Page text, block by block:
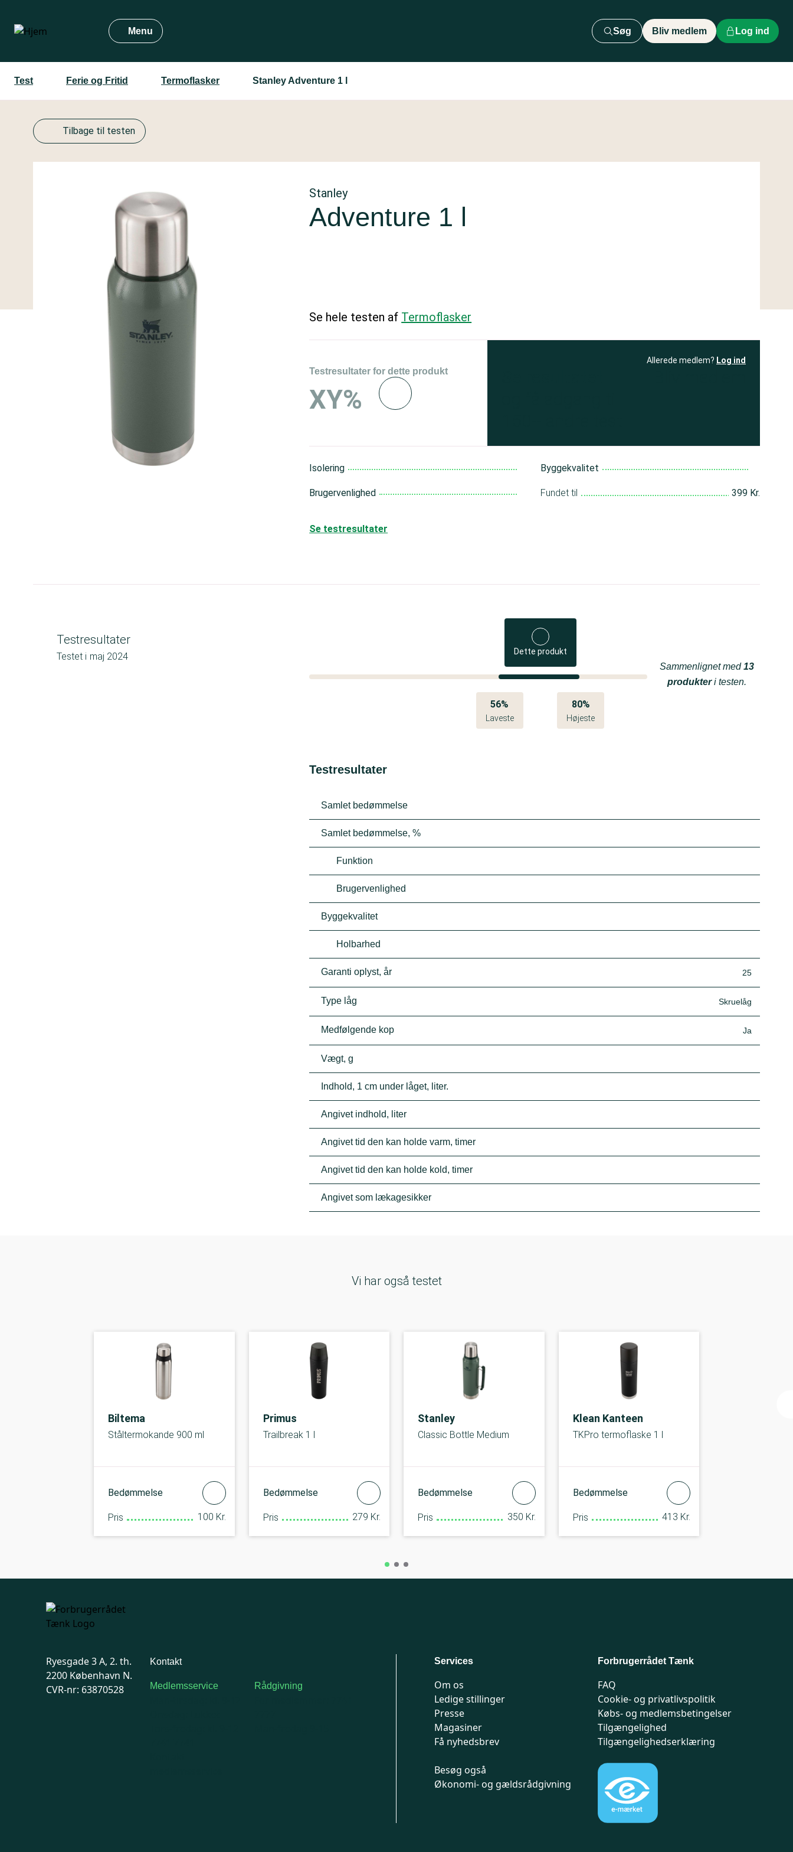
hovedindhold
Menu Søg Bliv medlem Log ind
Test Ferie og Fritid Termoflasker Stanley Adventure 1 l
Tilbage til testen
Stanley
Adventure 1 l
Se hele testen af Termoflasker
Testresultater for dette produkt
XY%
Allerede medlem? Log ind
Isolering
Brugervenlighed
Byggekvalitet
Fundet til 399 Kr.
Se testresultater
Testresultater
Testet i maj 2024 Dette produkt
56%
Laveste
80%
Højeste
Sammenlignet med13
produkteri testen.
Testresultater
Samlet bedømmelse
Samlet bedømmelse, %
Funktion
Brugervenlighed
Byggekvalitet
Holbarhed
Garanti oplyst, år 25
Type låg Skruelåg
Medfølgende kop Ja
Vægt, g
Indhold, 1 cm under låget, liter.
Angivet indhold, liter
Angivet tid den kan holde varm, timer
Angivet tid den kan holde kold, timer
Angivet som lækagesikker
Vi har også testet
Biltema
Ståltermokande 900 ml
Bedømmelse
Pris 100 Kr.
Primus
Trailbreak 1 l
Bedømmelse
Pris 279 Kr.
Stanley
Classic Bottle Medium
Bedømmelse
Pris 350 Kr.
Klean Kanteen
TKPro termoflaske 1 l
Bedømmelse
Pris 413 Kr.
Ryesgade 3 A, 2. th.
2200 København N.
CVR-nr: 63870528
Kontakt
Medlemsservice Rådgivning
Services
Om os
Ledige stillinger
Presse
Magasiner
Få nyhedsbrev
Besøg også
Økonomi- og gældsrådgivning
Forbrugerrådet Tænk
FAQ
Cookie- og privatlivspolitik
Købs- og medlemsbetingelser
Tilgængelighed
Tilgængelighedserklæring